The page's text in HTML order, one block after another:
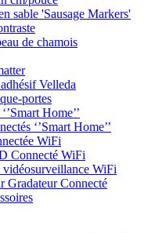
sable 'Sausage Markers'
de chamois
Velleda
portes
Home’’
‘’Smart Home’’
WiFi
Connecté WiFi
vidéosurveillance WiFi
Gradateur Connecté